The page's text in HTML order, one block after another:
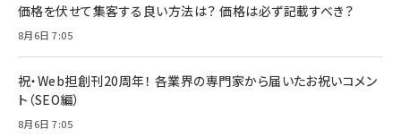
価格を伏せて集客する良い方法は？ 価格は必ず記載すべき？
8月6日 7:05
祝・Web担創刊20周年！ 各業界の専門家から届いたお祝いコメン
ト（SEO編）
8月6日 7:05